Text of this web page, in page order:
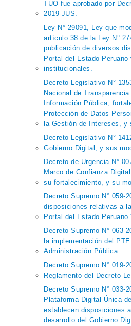
TUO fue aprobado por
2019-JUS.
Ley N° 29091, Ley que
artículo 38 de la Ley N°
publicación de diversos
Portal del Estado Peruano
institucionales.
Decreto Legislativo N°
Nacional de
Información Pública,
Protección de Datos
la Gestión de Intereses, y
Decreto Legislativo N°
Gobierno Digital, y sus
Decreto de Urgencia N°
Marco de Confianza
su fortalecimiento, y su
Decreto Supremo N° 059-
disposiciones relativas a
Portal del Estado
Decreto Supremo N° 063-
la implementación del
Administración Pública.
Decreto Supremo N° 019-
Reglamento del Decreto
Decreto Supremo N° 033-
Plataforma Digital Única
establecen disposiciones
desarrollo del Gobierno